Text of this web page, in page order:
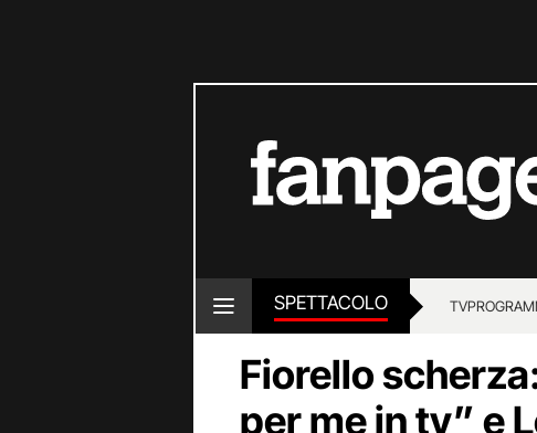
SPETTACOLO TV
Fiorello
per me in tv” e